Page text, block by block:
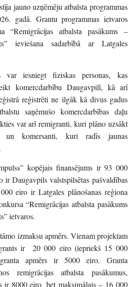
jauno uzņēmēju atbalsta programmas
gadā. Grantu programmas ietvaros
“Remigrācijas atbalsta pasākums –
ieviešana sadarbībā ar Latgales
var iesniegt fiziskas personas, kas
komercdarbību Daugavpilī, kā arī
reģistrēti ne ilgāk kā divus gadus
saņēmušo komercdarbības daļu
var arī remigranti, kuri plāno uzsākt
un komersanti, kuri radīs jaunas
kopējais finansējums ir 93 000
Daugavpils valstspilsētas pašvaldības
eiro ir Latgales plānošanas reģiona
“Remigrācijas atbalsta pasākums
ietvaros.
izmaksu apmērs. Vienam projektam
ir 20 000 eiro (iepriekš 15 000
apmērs ir 5000 eiro. Granta
remigrācijas atbalsta pasākumus,
ir 8000 eiro, bet maksimālais – 16 000